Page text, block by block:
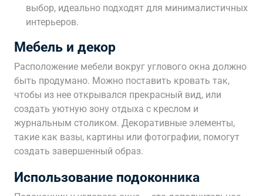
выбор, идеально подходят для минималистичных
интерьеров.
Мебель и декор
Расположение мебели вокруг углового окна должно
быть продумано. Можно поставить кровать так,
чтобы из нее открывался прекрасный вид, или
создать уютную зону отдыха с креслом и
журнальным столиком. Декоративные элементы,
такие как вазы, картины или фотографии, помогут
создать завершенный образ.
Использование подоконника